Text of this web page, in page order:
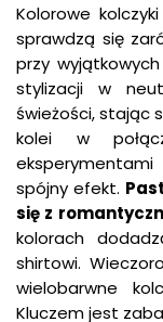
Kolorowe
sprawdzą się
przy
stylizacji w
świeżości, stając
kolei w
spójny efekt.
się z
kolorach
shirtowi.
wielobarwne
Kluczem jest